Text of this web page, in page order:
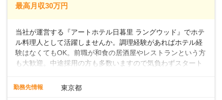
最高月収30万円
当社が運営する『アートホテル日暮里 ラングウッド』でホテ
ル料理人として活躍しませんか。調理経験があればホテル経
験はなくてもOK。前職が和食の居酒屋やレストランという方
も大歓迎。中途採用の方も多数いますので気負わずスタート
も深さもグッと広がりますよ。 ◎仕事内容ホテル内のレスト
勤務先情報 東京都